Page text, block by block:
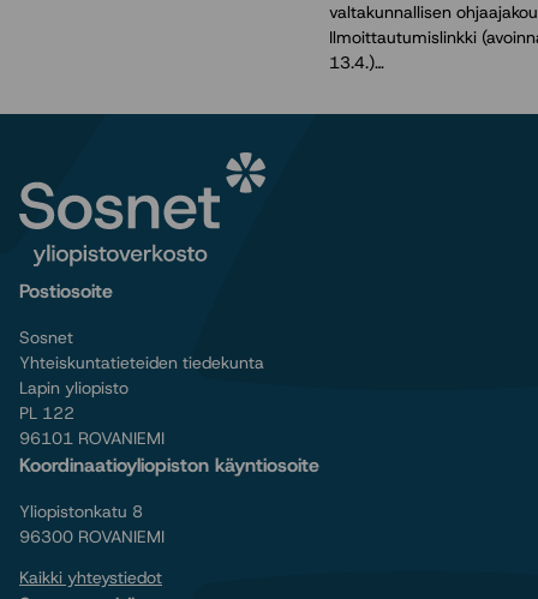
valtakunnallisen
Ilmoittautumislinkki
13.4.)…
Postiosoite
Sosnet
Yhteiskuntatieteiden tiedekunta
Lapin yliopisto
PL 122
96101 ROVANIEMI
Koordinaatioyliopiston käyntiosoite
Yliopistonkatu 8
96300 ROVANIEMI
Kaikki yhteystiedot